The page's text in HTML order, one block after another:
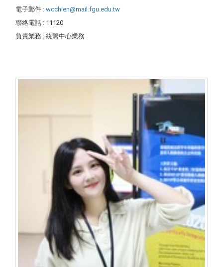
電子郵件 : wcchien@mail.fgu.edu.tw
聯絡電話 : 11120
負責業務 : 統籌中心業務